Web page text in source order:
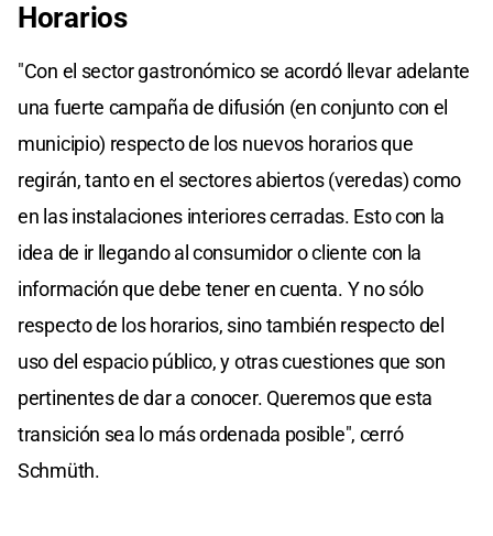
Horarios
"Con el sector gastronómico se acordó llevar adelante
una fuerte campaña de difusión (en conjunto con el
municipio) respecto de los nuevos horarios que
regirán, tanto en el sectores abiertos (veredas) como
en las instalaciones interiores cerradas. Esto con la
idea de ir llegando al consumidor o cliente con la
información que debe tener en cuenta. Y no sólo
respecto de los horarios, sino también respecto del
uso del espacio público, y otras cuestiones que son
pertinentes de dar a conocer. Queremos que esta
transición sea lo más ordenada posible", cerró
Schmüth.